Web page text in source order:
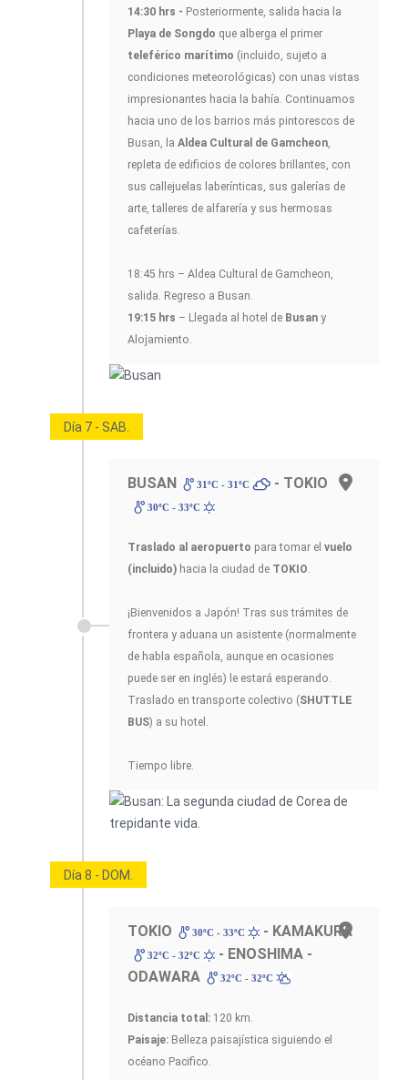
14:30 hrs - Posteriormente, salida hacia la
Playa de Songdo que alberga el primer
teleférico marítimo (incluido, sujeto a
condiciones meteorológicas) con unas vistas
impresionantes hacia la bahía. Continuamos
hacia uno de los barrios más pintorescos de
Busan, la Aldea Cultural de Gamcheon,
repleta de edificios de colores brillantes, con
sus callejuelas laberínticas, sus galerías de
arte, talleres de alfarería y sus hermosas
cafeterías.
18:45 hrs – Aldea Cultural de Gamcheon,
salida. Regreso a Busan.
19:15 hrs – Llegada al hotel de Busan y
Alojamiento.
Día 7 - SAB.
BUSAN 31ºC - 31ºC - TOKIO
30ºC - 33ºC
Traslado al aeropuerto para tomar el vuelo
(incluido) hacia la ciudad de TOKIO.
¡Bienvenidos a Japón! Tras sus trámites de
frontera y aduana un asistente (normalmente
de habla española, aunque en ocasiones
puede ser en inglés) le estará esperando.
Traslado en transporte colectivo (SHUTTLE
BUS) a su hotel.
Tiempo libre.
Día 8 - DOM.
TOKIO 30ºC - 33ºC - KAMAKURA
32ºC - 32ºC
- ENOSHIMA -
ODAWARA
32ºC - 32ºC
Distancia total: 120 km.
Paisaje: Belleza paisajística siguiendo el
océano Pacifico.